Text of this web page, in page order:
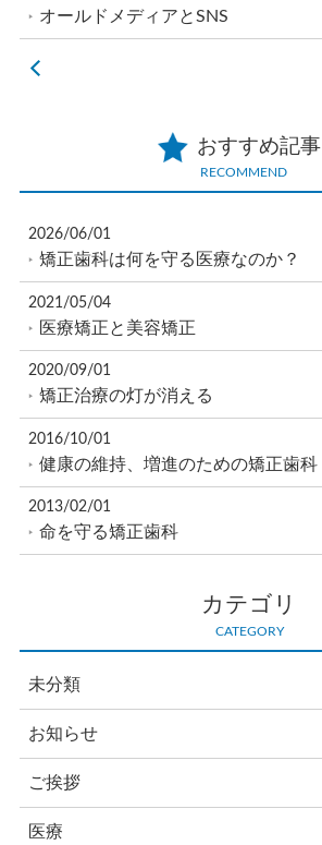
オールドメディアとSNS
おすすめ記事
RECOMMEND
2026/06/01
矯正歯科は何を守る医療なのか？
2021/05/04
医療矯正と美容矯正
2020/09/01
矯正治療の灯が消える
2016/10/01
健康の維持、増進のための矯正歯科
2013/02/01
命を守る矯正歯科
カテゴリ
CATEGORY
未分類
お知らせ
ご挨拶
医療